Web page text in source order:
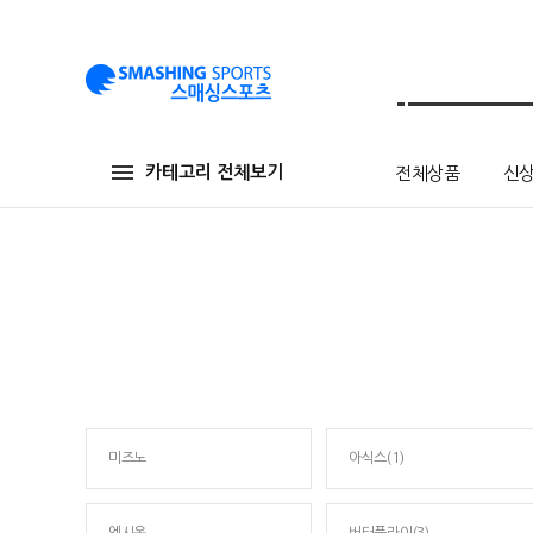
카테고리 전체보기 전체상품 신
미즈노 아식스(1)